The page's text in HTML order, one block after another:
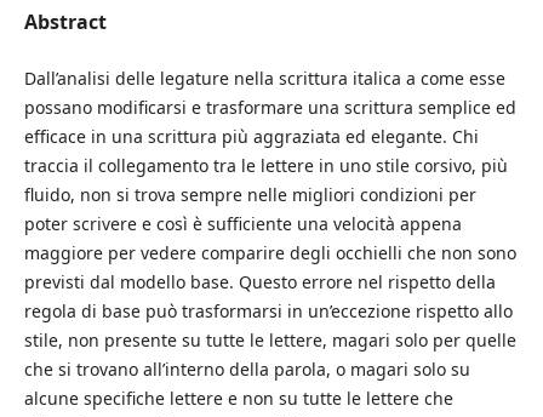
Abstract
Dall’analisi delle legature nella scrittura italica a come esse
possano modificarsi e trasformare una scrittura semplice ed
efficace in una scrittura più aggraziata ed elegante. Chi
traccia il collegamento tra le lettere in uno stile corsivo, più
fluido, non si trova sempre nelle migliori condizioni per
poter scrivere e così è sufficiente una velocità appena
maggiore per vedere comparire degli occhielli che non sono
previsti dal modello base. Questo errore nel rispetto della
regola di base può trasformarsi in un’eccezione rispetto allo
stile, non presente su tutte le lettere, magari solo per quelle
che si trovano all’interno della parola, o magari solo su
alcune specifiche lettere e non su tutte le lettere che